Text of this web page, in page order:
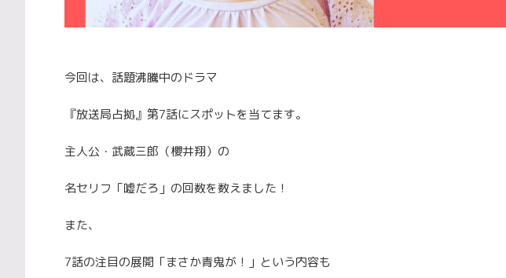
今回は、話題沸騰中のドラマ
『放送局占拠』第7話にスポットを当てます。
主人公・武蔵三郎（櫻井翔）の
名セリフ「嘘だろ」の回数を数えました！
また、
7話の注目の展開「まさか青鬼が！」という内容も